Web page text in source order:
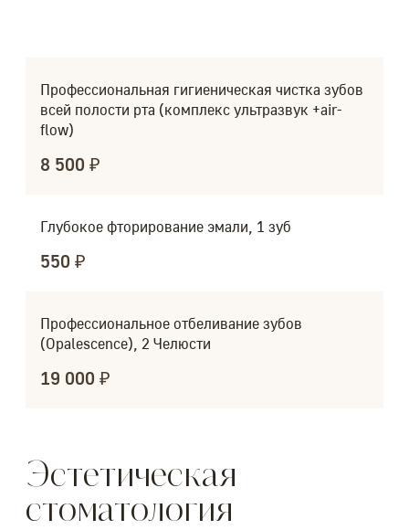
Профессиональная гигиеническая чистка зубов
всей полости рта (комплекс ультразвук +air-
flow)
8 500 ₽
Глубокое фторирование эмали, 1 зуб
550 ₽
Профессиональное отбеливание зубов
(Opalescence), 2 Челюсти
19 000 ₽
Эстетическая
стоматология